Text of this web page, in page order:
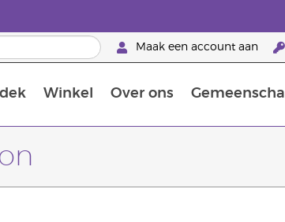
Maak een account aan
Winkel Over ons